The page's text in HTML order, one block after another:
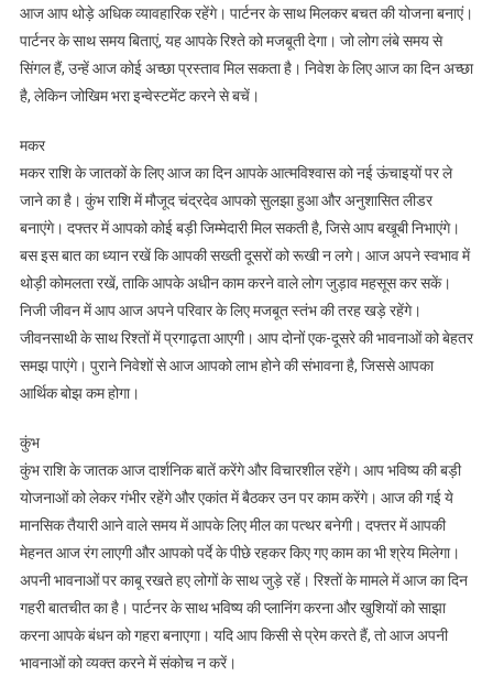
आज आप थोड़े अधिक व्यावहारिक रहेंगे। पार्टनर के साथ मिलकर बचत की योजना बनाएं।
पार्टनर के साथ समय बिताएं, यह आपके रिश्ते को मजबूती देगा। जो लोग लंबे समय से
सिंगल हैं, उन्हें आज कोई अच्छा प्रस्ताव मिल सकता है। निवेश के लिए आज का दिन अच्छा
है, लेकिन जोखिम भरा इन्वेस्टमेंट करने से बचें।
मकर
मकर राशि के जातकों के लिए आज का दिन आपके आत्मविश्वास को नई ऊंचाइयों पर ले
जाने का है। कुंभ राशि में मौजूद चंद्रदेव आपको सुलझा हुआ और अनुशासित लीडर
बनाएंगे। दफ्तर में आपको कोई बड़ी जिम्मेदारी मिल सकती है, जिसे आप बखूबी निभाएंगे।
बस इस बात का ध्यान रखें कि आपकी सख्ती दूसरों को रूखी न लगे। आज अपने स्वभाव में
थोड़ी कोमलता रखें, ताकि आपके अधीन काम करने वाले लोग जुड़ाव महसूस कर सकें।
निजी जीवन में आप आज अपने परिवार के लिए मजबूत स्तंभ की तरह खड़े रहेंगे।
जीवनसाथी के साथ रिश्तों में प्रगाढ़ता आएगी। आप दोनों एक-दूसरे की भावनाओं को बेहतर
समझ पाएंगे। पुराने निवेशों से आज आपको लाभ होने की संभावना है, जिससे आपका
आर्थिक बोझ कम होगा।
कुंभ
कुंभ राशि के जातक आज दार्शनिक बातें करेंगे और विचारशील रहेंगे। आप भविष्य की बड़ी
योजनाओं को लेकर गंभीर रहेंगे और एकांत में बैठकर उन पर काम करेंगे। आज की गई ये
मानसिक तैयारी आने वाले समय में आपके लिए मील का पत्थर बनेगी। दफ्तर में आपकी
मेहनत आज रंग लाएगी और आपको पर्दे के पीछे रहकर किए गए काम का भी श्रेय मिलेगा।
अपनी भावनाओं पर काबू रखते हए लोगों के साथ जुड़े रहें। रिश्तों के मामले में आज का दिन
गहरी बातचीत का है। पार्टनर के साथ भविष्य की प्लानिंग करना और खुशियों को साझा
करना आपके बंधन को गहरा बनाएगा। यदि आप किसी से प्रेम करते हैं, तो आज अपनी
भावनाओं को व्यक्त करने में संकोच न करें।